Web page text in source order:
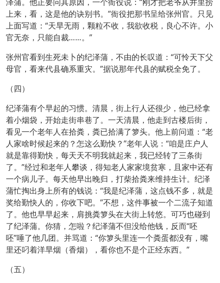
上来，看，这是他的诀别书。”衙役把那书呈给张州官。只见
上面写道：“天旱无雨，颗粒不收，我欲收税，良心不许。小
官无奈，只能自裁……。”
张州官看到生死未卜的纪泽蒲，不由的长叹道：“可怜天下父
母官，看来代县确系重灾。”据说那年代县的赋税全免了。
（四）
纪泽蒲有个早起的习惯。清晨，街上行人还很少，他已经拿
着小烟袋，开始走街串巷了。一天清晨，他走到古楼后街，
看见一个老年人在拾粪，粪已拾满了箩头。他上前问道：“老
人家啥时候起来的？怎这么勤快？”老年人说：“咱是庄户人
就是靠得勤快，每天天不明我就起来，我已经转了三条街
了。”经过和老年人攀谈，得知老人家家境贫寒，且家中还有
一个病儿子。每天他早出晚归，打柴拾粪来维持生计。纪泽
蒲忙掏出身上所有的钱说：“我是纪泽蒲，这点钱不多，就是
奖给勤快人的，你收下吧。”不想，这件事被一个二流子知道
了。他也早早起来，肩挑粪箩头在大街上转悠。可巧也碰到
了纪泽蒲。你猜，怎啦？纪泽蒲不但没给他钱，反而“呸
呸”唾了他几团。并骂道：“你箩头里连一个粪蛋都没有，嘴
里还叼着洋旱烟（香烟），看你也不是个正经东西。”
（五）